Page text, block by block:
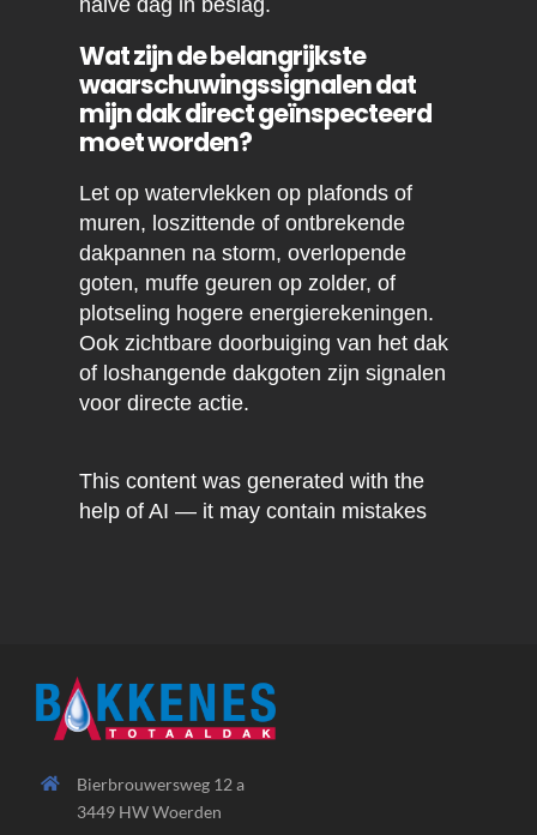
halve dag in beslag.
Wat zijn de belangrijkste
waarschuwingssignalen dat
mijn dak direct geïnspecteerd
moet worden?
Let op watervlekken op plafonds of
muren, loszittende of ontbrekende
dakpannen na storm, overlopende
goten, muffe geuren op zolder, of
plotseling hogere energierekeningen.
Ook zichtbare doorbuiging van het dak
of loshangende dakgoten zijn signalen
voor directe actie.
This content was generated with the
help of AI — it may contain mistakes
Bierbrouwersweg 12 a
3449 HW Woerden